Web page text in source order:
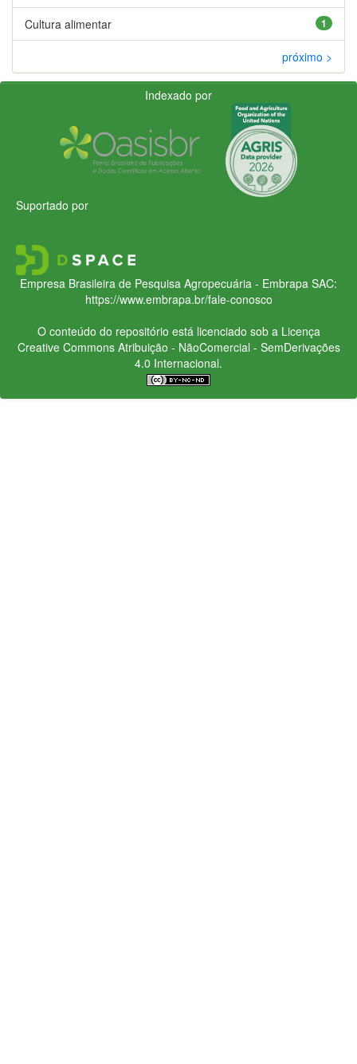
1
Cultura alimentar
próximo >
Indexado por
Suportado por
Empresa Brasileira de Pesquisa Agropecuária - Embrapa SAC:
https://www.embrapa.br/fale-conosco
O conteúdo do repositório está licenciado sob a Licença
Creative CommonsAtribuição - NãoComercial - SemDerivações
4.0 Internacional.